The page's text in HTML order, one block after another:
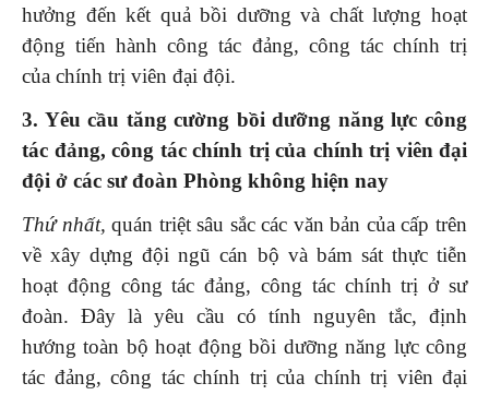
hưởng đến kết quả bồi dưỡng và chất l­ượng hoạt
động tiến hành công tác đảng, công tác chính trị
của chính trị viên đại đội.
3. Yêu cầu tăng cường bồi dưỡng năng lực công
tác đảng, công tác chính trị của chính trị viên đại
đội ở các sư đoàn Phòng không hiện nay
Thứ nhất, quán triệt sâu sắc các văn bản của cấp trên
về xây dựng đội ngũ cán bộ và bám sát thực tiễn
hoạt động công tác đảng, công tác chính trị ở sư
đoàn. Đây là yêu cầu có tính nguyên tắc, định
hướng toàn bộ hoạt động bồi dưỡng năng lực công
tác đảng, công tác chính trị của chính trị viên đại